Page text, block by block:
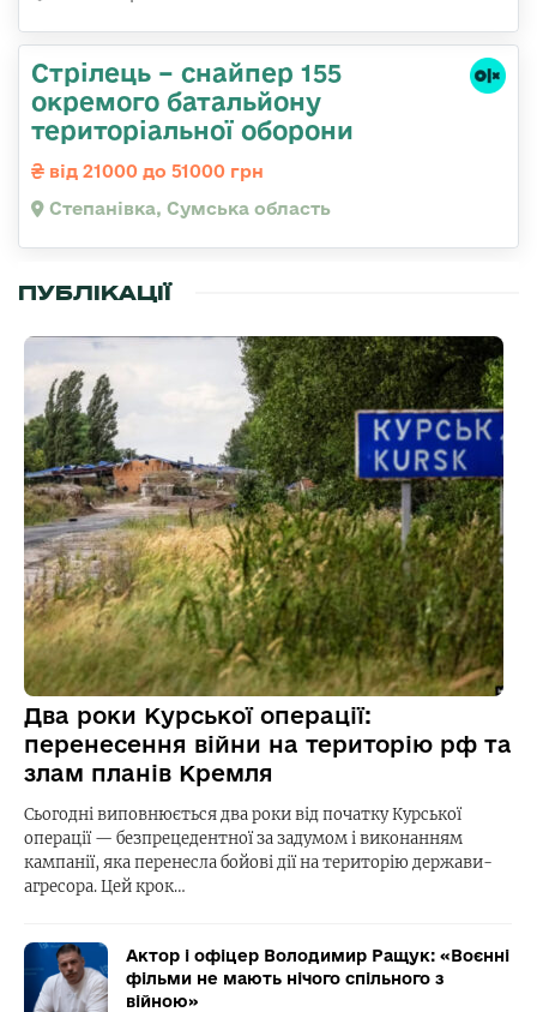
Стрілець – снайпер 155
окремого батальйону
територіальної оборони
від 21000 до 51000 грн
Степанівка, Сумська область
ПУБЛІКАЦІЇ
Два роки Курської операції:
перенесення війни на територію рф та
злам планів Кремля
Сьогодні виповнюється два роки від початку Курської
операції — безпрецедентної за задумом і виконанням
кампанії, яка перенесла бойові дії на територію держави-
агресора. Цей крок…
Актор і офіцер Володимир Ращук: «Воєнні
фільми не мають нічого спільного з
війною»